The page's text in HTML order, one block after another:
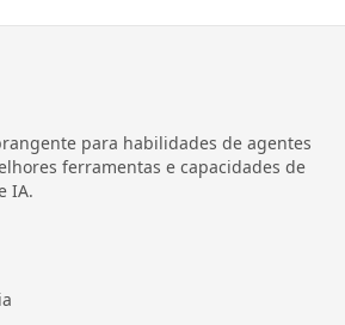
para habilidades de agentes
ferramentas e capacidades de
IA.